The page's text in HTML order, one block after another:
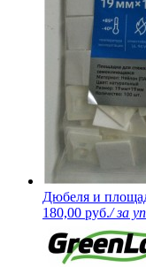
Дюбеля и
180,00 руб./ за